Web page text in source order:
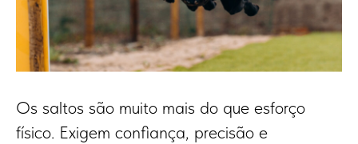
Os saltos são muito mais do que esforço
físico. Exigem confiança, precisão e